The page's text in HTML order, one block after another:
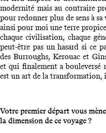
modernité mais au contraire
pour redonner plus de sens à
ainsi pour moi une terre
chaque civilisation, chaque
peut-être pas un hasard si ce
des Burroughs, Kerouac et
et qui finalement a bouleversé
est un art de la transformation,
Votre premier départ vous
la dimension de ce voyage ?